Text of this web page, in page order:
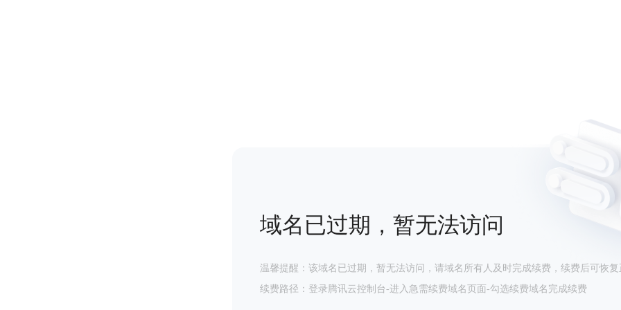
域名已过期，暂无法访问
温馨提醒：该域名已过期，暂无法访问，请域名所有人及时完成续费，续费后可恢复
续费路径：登录腾讯云控制台-进入急需续费域名页面-勾选续费域名完成续费